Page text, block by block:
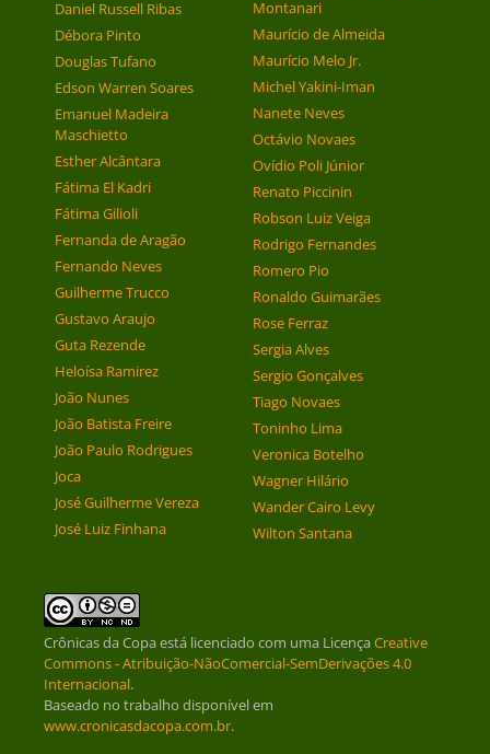
Daniel Russell Ribas
Débora Pinto
Douglas Tufano
Edson Warren Soares
Emanuel Madeira
Maschietto
Esther Alcântara
Fátima El Kadri
Fátima Gilioli
Fernanda de Aragão
Fernando Neves
Guilherme Trucco
Gustavo Araujo
Guta Rezende
Heloísa Ramirez
João Nunes
João Batista Freire
João Paulo Rodrigues
Joca
José Guilherme Vereza
José Luiz Finhana
Montanari
Maurício de Almeida
Maurício Melo Jr.
Michel Yakini-Iman
Nanete Neves
Octávio Novaes
Ovídio Poli Júnior
Renato Piccinin
Robson Luiz Veiga
Rodrigo Fernandes
Romero Pio
Ronaldo Guimarães
Rose Ferraz
Sergia Alves
Sergio Gonçalves
Tiago Novaes
Toninho Lima
Veronica Botelho
Wagner Hilário
Wander Cairo Levy
Wilton Santana
Crônicas da Copaestá licenciado com uma LicençaCreative
Commons - Atribuição-NãoComercial-SemDerivações 4.0
Internacional.
Baseado no trabalho disponível em
www.cronicasdacopa.com.br.